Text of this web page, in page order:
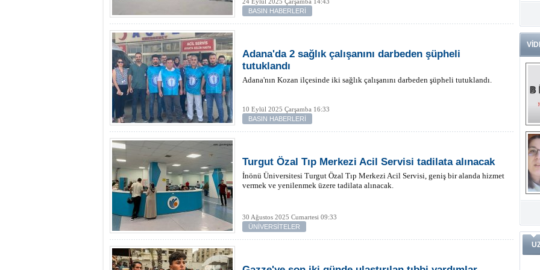
BASIN HABERLERİ
Adana'da 2 sağlık çalışanını darbeden şüpheli
tutuklandı
Adana'nın Kozan ilçesinde iki sağlık çalışanını darbeden şüpheli tutuklandı.
10 Eylül 2025 Çarşamba 16:33
BASIN HABERLERİ
Turgut Özal Tıp Merkezi Acil Servisi tadilata alınacak
İnönü Üniversitesi Turgut Özal Tıp Merkezi Acil Servisi, geniş bir alanda hizmet
vermek ve yenilenmek üzere tadilata alınacak.
30 Ağustos 2025 Cumartesi 09:33
ÜNİVERSİTELER